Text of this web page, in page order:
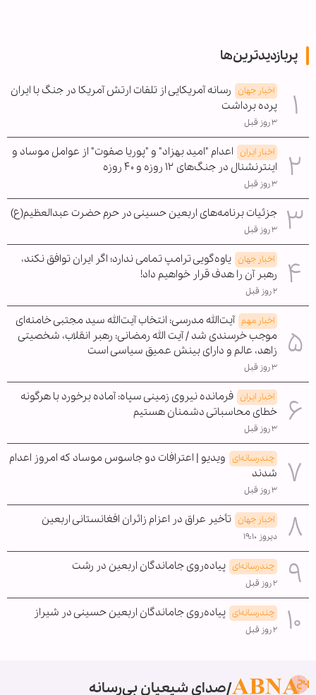
پربازدیدترین‌ها
اخبار جهان رسانه آمریکایی از تلفات ارتش آمریکا در جنگ با ایران
پرده برداشت
۳ روز قبل
اخبار ایران اعدام "امید بهزاد" و "پوریا صفوت" از عوامل موساد و
اینترنشنال در جنگ‌های ۱۲ روزه و ۴۰ روزه
۳ روز قبل
جزئیات برنامه‌های اربعین حسینی در حرم حضرت عبدالعظیم(ع)
۳ روز قبل
اخبار جهان یاوه‌گویی ترامپ تمامی ندارد؛ اگر ایران توافق نکند،
رهبر آن را هدف قرار خواهیم داد!
۲ روز قبل
اخبار مهم آیت‌الله مدرسی: انتخاب آیت‌الله سید مجتبی خامنه‌ای
موجب خرسندی شد / آیت الله رمضانی: رهبر انقلاب، شخصیتی
زاهد، عالم و دارای بینش عمیق سیاسی است
۳ روز قبل
اخبار ایران فرمانده نیروی زمینی سپاه: آماده برخورد با هرگونه
خطای محاسباتی دشمنان هستیم
۳ روز قبل
چندرسانه‌ای ویدیو | اعترافات دو جاسوس موساد که امروز اعدام
شدند
۳ روز قبل
اخبار جهان تأخیر عراق در اعزام زائران افغانستانی اربعین
دیروز ۱۹:۱۰
چندرسانه‌ای پیاده‌روی جاماندگان اربعین در رشت
۲ روز قبل
چندرسانه‌ای پیاده‌روی جاماندگان اربعین حسینی در شیراز
۲ روز قبل
صدای شیعیان بی‌رسانه